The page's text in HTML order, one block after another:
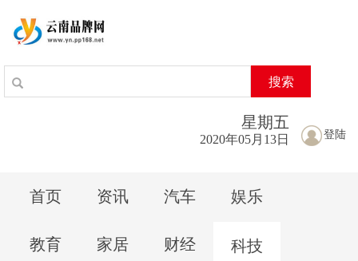
搜索
登陆
星期五
2020年05月13日
首页 资讯 汽车 娱乐
教育 家居 财经 科技